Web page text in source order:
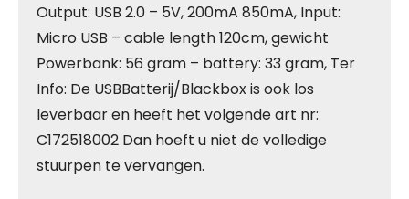
Output: USB 2.0 – 5V, 200mA 850mA, Input:
Micro USB – cable length 120cm, gewicht
Powerbank: 56 gram – battery: 33 gram, Ter
Info: De USBBatterij/Blackbox is ook los
leverbaar en heeft het volgende art nr:
C172518002 Dan hoeft u niet de volledige
stuurpen te vervangen.